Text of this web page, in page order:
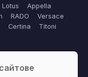
Lotus
Appella
RADO
Versace
Certina Titoni